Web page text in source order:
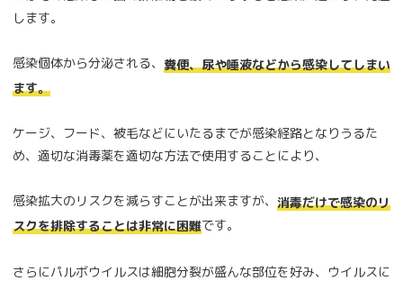
します。
感染個体から分泌される、 糞便、尿や唾液などから感染してしまい
ます。
ケージ、フード、被毛などにいたるまでが感染経路となりうるた
め、適切な消毒薬を適切な方法で使用することにより、
感染拡大のリスクを減らすことが出来ますが、 消毒だけで感染のリ
スクを排除することは非常に困難です。
さらにパルボウイルスは細胞分裂が盛んな部位を好み、ウイルスに